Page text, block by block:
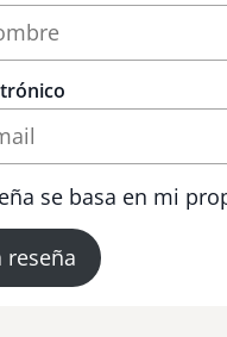
se basa en mi
reseña